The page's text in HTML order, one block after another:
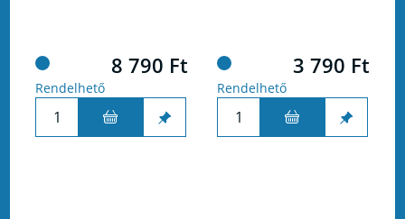
8 790 Ft
Rendelhető
3 790 Ft
Rendelhető